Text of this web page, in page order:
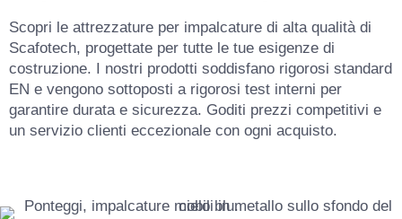
Scopri le attrezzature per impalcature di alta qualità di
Scafotech, progettate per tutte le tue esigenze di
costruzione. I nostri prodotti soddisfano rigorosi standard
EN e vengono sottoposti a rigorosi test interni per
garantire durata e sicurezza. Goditi prezzi competitivi e
un servizio clienti eccezionale con ogni acquisto.